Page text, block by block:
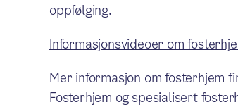
oppfølging.
Informasjonsvideoer om
Mer informasjon om fosterhjem
Fosterhjem og spesialisert